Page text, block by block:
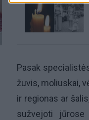
Pasak
žuvis, moliuskai,
ir regionas ar
sužvejoti